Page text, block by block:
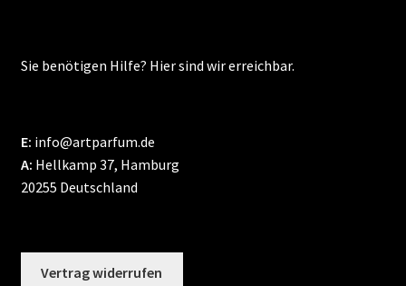
Sie benötigen Hilfe? Hier sind wir erreichbar.
E: info@artparfum.de
A: Hellkamp 37, Hamburg
20255 Deutschland
Vertrag widerrufen